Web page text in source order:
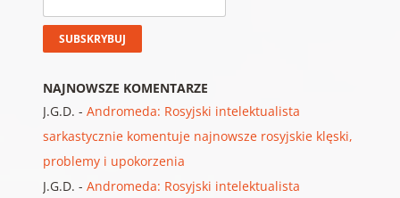
NAJNOWSZE KOMENTARZE
J.G.D. - Andromeda: Rosyjski intelektualista
sarkastycznie komentuje najnowsze rosyjskie klęski,
problemy i upokorzenia
J.G.D. - Andromeda: Rosyjski intelektualista